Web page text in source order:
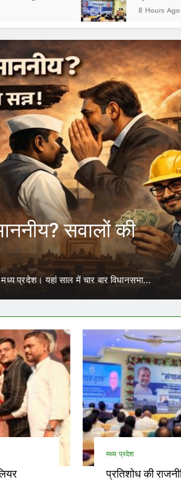
8 Hours Ago
सवालों की
प्रदेश। यहां साल में चार बार विधानसभा…
मध्य प्रदेश
प्रतिशोध की